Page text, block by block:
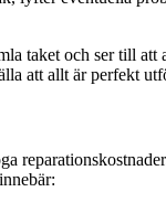
taket och ser till
att allt är perfekt